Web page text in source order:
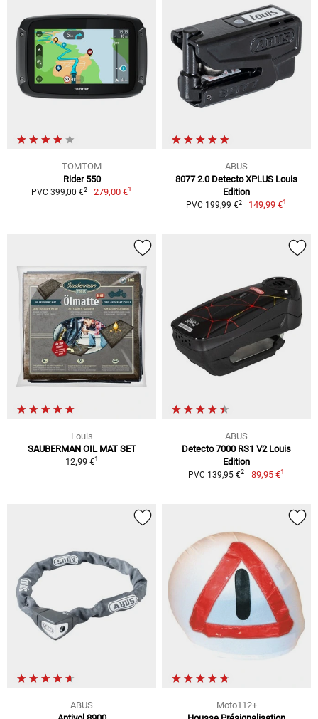
TOMTOM
Rider 550
PVC 399,00 €2 279,00 €1
ABUS
8077 2.0 Detecto XPLUS Louis
Edition
PVC 199,99 €2 149,99 €1
Louis
SAUBERMAN OIL MAT SET
12,99 €1
ABUS
Detecto 7000 RS1 V2 Louis
Edition
PVC 139,95 €2 89,95 €1
ABUS
Moto112+